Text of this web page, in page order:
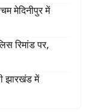
मेदिनीपुर में
रिमांड पर,
झारखंड में